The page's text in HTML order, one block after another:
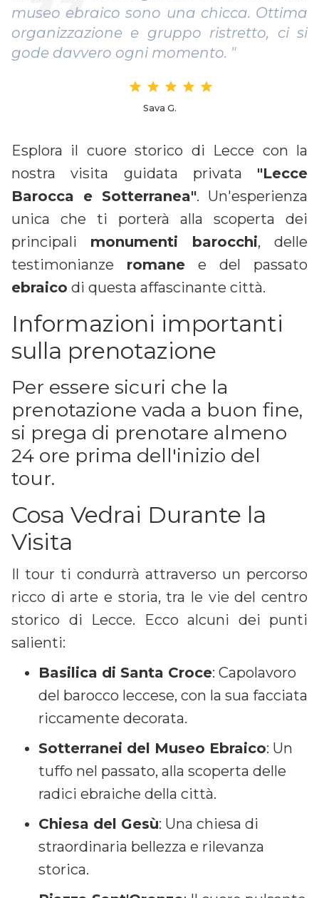
museo ebraico sono una chicca. Ottima
organizzazione e gruppo ristretto, ci si
gode davvero ogni momento. "
Sava G.
Esplora il cuore storico di Lecce con la
nostra visita guidata privata "Lecce
Barocca e Sotterranea". Un'esperienza
unica che ti porterà alla scoperta dei
principali monumenti barocchi, delle
testimonianze romane e del passato
ebraico di questa affascinante città.
Informazioni importanti
sulla prenotazione
Per essere sicuri che la
prenotazione vada a buon fine,
si prega di prenotare almeno
24 ore prima dell'inizio del
tour.
Cosa Vedrai Durante la
Visita
Il tour ti condurrà attraverso un percorso
ricco di arte e storia, tra le vie del centro
storico di Lecce. Ecco alcuni dei punti
salienti:
Basilica di Santa Croce: Capolavoro
del barocco leccese, con la sua facciata
riccamente decorata.
Sotterranei del Museo Ebraico: Un
tuffo nel passato, alla scoperta delle
radici ebraiche della città.
Chiesa del Gesù: Una chiesa di
straordinaria bellezza e rilevanza
storica.